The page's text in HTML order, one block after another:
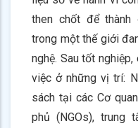
then chốt để thành
trong một thế giới
nghệ. Sau tốt
việc ở những vị trí:
sách tại các Cơ
phủ (NGOs), trung